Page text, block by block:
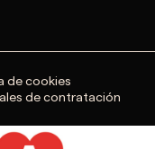
de cookies
de contratación